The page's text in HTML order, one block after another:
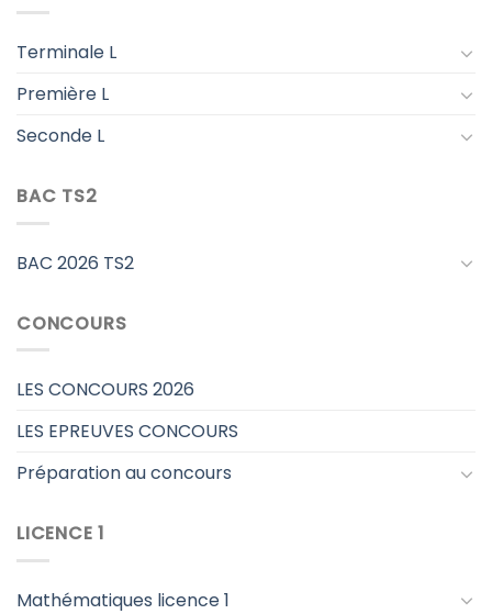
Terminale L
Première L
Seconde L
BAC TS2
BAC 2026 TS2
CONCOURS
LES CONCOURS 2026
LES EPREUVES CONCOURS
Préparation au concours
LICENCE 1
Mathématiques licence 1